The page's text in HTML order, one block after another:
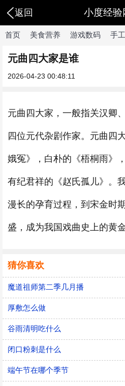
返回 小度经验
首页 美食营养 游戏数码 手
元曲四大家是谁
2026-04-23 00:48:11
元曲四大家，一般指关汉卿
四位元代杂剧作家。元曲四
娥冤》，白朴的《梧桐雨》
有纪君祥的《赵氏孤儿》。
漫长的孕育过程，到宋金时
盛，成为我国戏曲史上的黄金
猜你喜欢
魔道祖师第二季几月播
厚敷怎么做
谷雨清明吃什么
闭口粉刺是什么
端午节在哪个季节